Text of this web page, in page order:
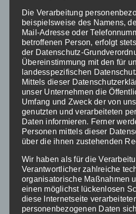
schnelle
Die
Krankenhauslogistik
zudem eine bessere
zwischen den
Abteilungen in der
den Einsatz von
zwischen Ärzten,
Pflegepersonal und
deutlich optimiert
führt zu einer
Die Verarbeitung
beispielsweise des Namens,
Mail-Adresse oder
betroffenen Person, erfolgt
der Datenschutz-
Übereinstimmung mit den für
landesspezifischen
Mittels dieser
unser Unternehmen die
Umfang und Zweck der von
genutzten und verarbeiteten
Daten informieren. Ferner
Personen mittels dieser
über die ihnen zustehenden
Wir haben als für die
Verantwortlicher zahlreiche
organisatorische Maßnahmen
einen möglichst lückenlosen
diese Internetseite
personenbezogenen Daten